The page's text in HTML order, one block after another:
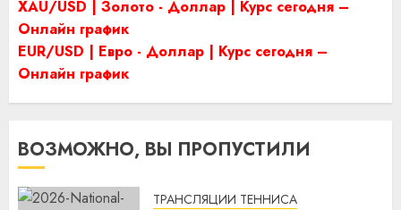
XAU/USD | Золото - Доллар | Курс сегодня –
Онлайн график
EUR/USD | Евро - Доллар | Курс сегодня –
Онлайн график
ВОЗМОЖНО, ВЫ ПРОПУСТИЛИ
ТРАНСЛЯЦИИ ТЕННИСА